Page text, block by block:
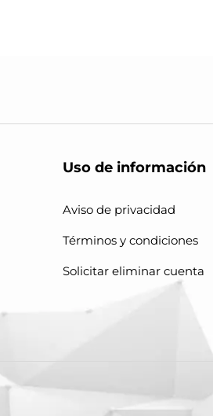
Uso de información
Aviso de privacidad
Términos y condiciones
Solicitar eliminar cuenta